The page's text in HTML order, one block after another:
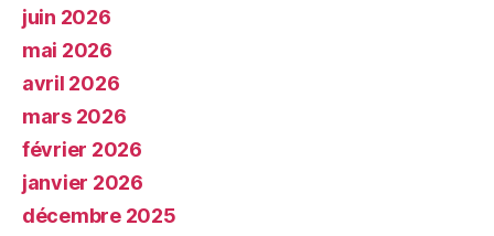
juin 2026
mai 2026
avril 2026
mars 2026
février 2026
janvier 2026
décembre 2025